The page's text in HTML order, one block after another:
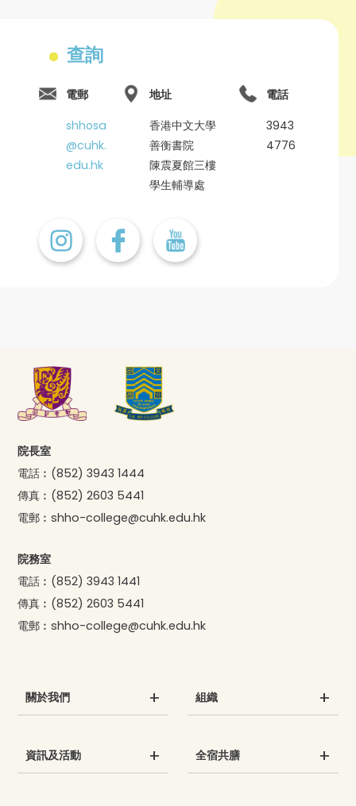
查詢
電郵
shhosa
@cuhk.
edu.hk
地址
香港中文大學
善衡書院
陳震夏館三樓
學生輔導處
電話
3943
4776
院長室
電話︰ (852) 3943 1444
傳真︰ (852) 2603 5441
電郵︰shho-college@cuhk.edu.hk
院務室
電話︰ (852) 3943 1441
傳真︰ (852) 2603 5441
電郵︰shho-college@cuhk.edu.hk
關於我們 組織
資訊及活動 全宿共膳